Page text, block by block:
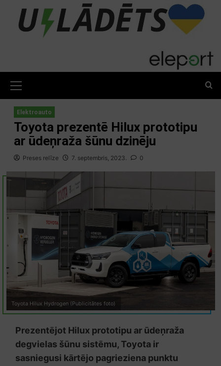
content
Menu
Elektroauto
Toyota prezentē Hilux prototipu
ar ūdeņraža šūnu dzinēju
Preses relīze 7. septembris, 2023. 0
Toyota Hilux Hydrogen (Publicitātes foto)
Prezentējot Hilux prototipu ar ūdeņraža
degvielas šūnu sistēmu, Toyota ir
sasniegusi kārtējo pagrieziena punktu